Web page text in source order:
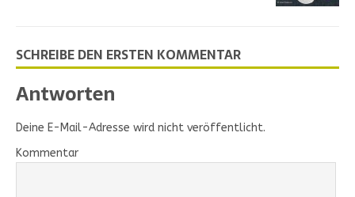
SCHREIBE DEN ERSTEN KOMMENTAR
Antworten
Deine E-Mail-Adresse wird nicht veröffentlicht.
Kommentar